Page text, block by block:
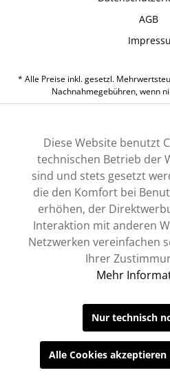
AGB
* Alle Preise inkl. gesetzl.
Nachnahmegebühren, wenn
Diese Website benutzt
technischen Betrieb der
sind und stets gesetzt
die den Komfort bei
erhöhen, der
Interaktion mit anderen
Netzwerken vereinfachen
Ihrer
Mehr
Nur technisch
Alle Cookies akzeptieren